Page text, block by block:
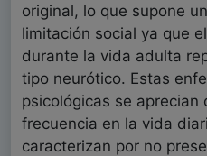
original, lo que supone
limitación social ya que
durante la vida adulta
tipo neurótico. Estas
psicológicas se aprecian
frecuencia en la vida
caracterizan por no